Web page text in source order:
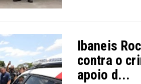
Ibaneis
contra o
apoio d...